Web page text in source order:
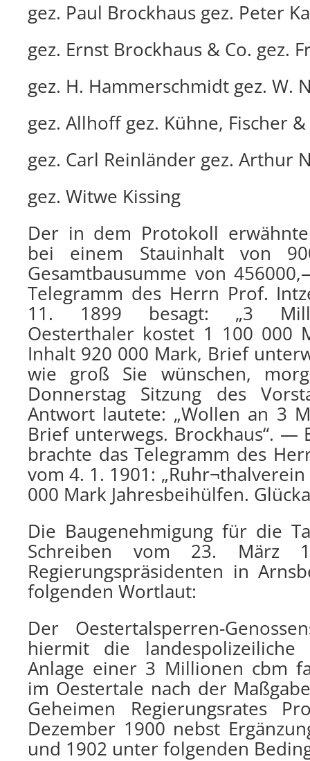
gez. Paul Brockhaus gez. Peter
gez. Ernst Brockhaus & Co. gez.
gez. H. Hammerschmidt gez. W.
gez. Allhoff gez. Kühne, Fischer
gez. Carl Reinländer gez. Arthur
gez. Witwe Kissing
Der in dem Protokoll
bei einem Stauinhalt von
Gesamtbausumme von
Telegramm des Herrn Prof.
11. 1899 besagt: „3
Oesterthaler kostet 1 100 000
Inhalt 920 000 Mark, Brief
wie groß Sie wünschen,
Donnerstag Sitzung des
Antwort lautete: „Wollen an 3
Brief unterwegs. Brockhaus“. —
brachte das Telegramm des
vom 4. 1. 1901:
000 Mark Jahresbeihülfen.
Die Baugenehmigung für die
Schreiben vom 23. März
Regierungspräsidenten in
folgenden Wortlaut:
Der Oestertalsperren-
hiermit die landespolizeiliche
Anlage einer 3 Millionen cbm
im Oestertale nach der
Geheimen Regierungsrates
Dezember 1900 nebst
und 1902 unter folgenden